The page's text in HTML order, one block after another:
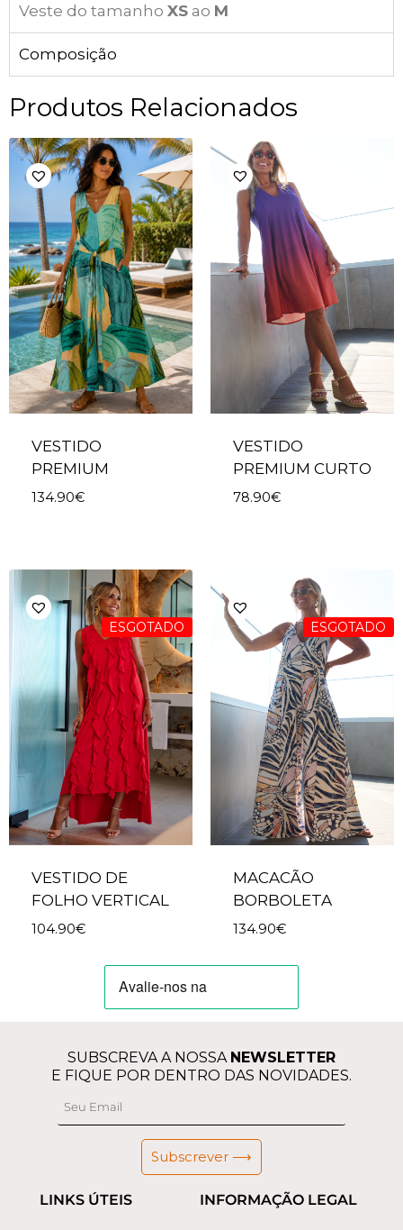
Veste do tamanho XS ao M
Composição
Produtos Relacionados
VESTIDO
PREMIUM
134.90€
VESTIDO
PREMIUM CURTO
78.90€
ESGOTADO
VESTIDO DE
FOLHO VERTICAL
104.90€
ESGOTADO
MACACÃO
BORBOLETA
134.90€
INFORMAÇÃO LEGAL
LINKS ÚTEIS
SUBSCREVA A NOSSA NEWSLETTER
E FIQUE POR DENTRO DAS NOVIDADES.
Subscrever ⟶